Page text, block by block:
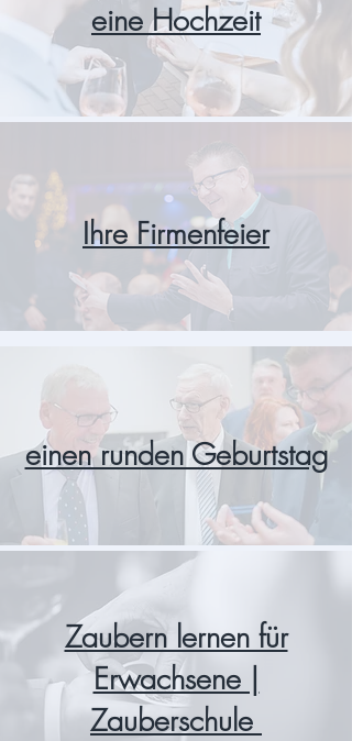
eine Hochzeit
Ihre Firmenfeier
einen runden Geburtstag
Zaubern lernen für
Erwachsene |
Zauberschule